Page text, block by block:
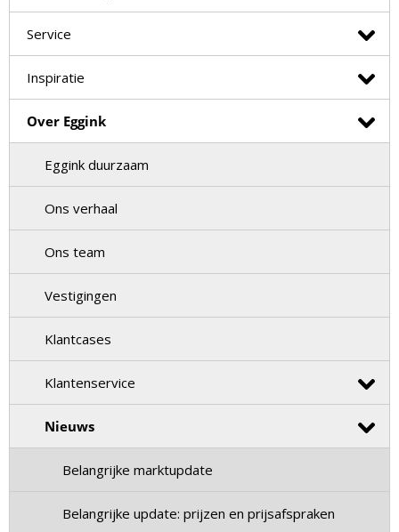
Service
Inspiratie
Over Eggink
Eggink duurzaam
Ons verhaal
Ons team
Vestigingen
Klantcases
Klantenservice
Nieuws
Belangrijke marktupdate
Belangrijke update: prijzen en prijsafspraken